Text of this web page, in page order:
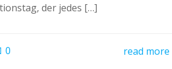
der jedes […]
0 read more